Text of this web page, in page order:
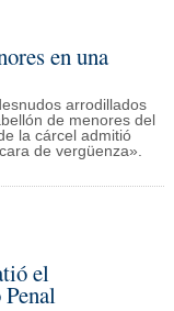
en una
arrodillados
de menores del
la cárcel admitió
de vergüenza».
el